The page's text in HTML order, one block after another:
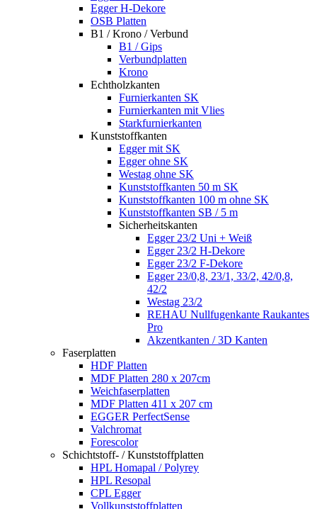
Egger H-Dekore
OSB Platten
B1 / Krono / Verbund
B1 / Gips
Verbundplatten
Krono
Echtholzkanten
Furnierkanten SK
Furnierkanten mit Vlies
Starkfurnierkanten
Kunststoffkanten
Egger mit SK
Egger ohne SK
Westag ohne SK
Kunststoffkanten 50 m SK
Kunststoffkanten 100 m ohne SK
Kunststoffkanten SB / 5 m
Sicherheitskanten
Egger 23/2 Uni + Weiß
Egger 23/2 H-Dekore
Egger 23/2 F-Dekore
Egger 23/0,8, 23/1, 33/2, 42/0,8,
42/2
Westag 23/2
REHAU Nullfugenkante Raukantes
Pro
Akzentkanten / 3D Kanten
Faserplatten
HDF Platten
MDF Platten 280 x 207cm
Weichfaserplatten
MDF Platten 411 x 207 cm
EGGER PerfectSense
Valchromat
Forescolor
Schichtstoff- / Kunststoffplatten
HPL Homapal / Polyrey
HPL Resopal
CPL Egger
Vollkunststoffplatten